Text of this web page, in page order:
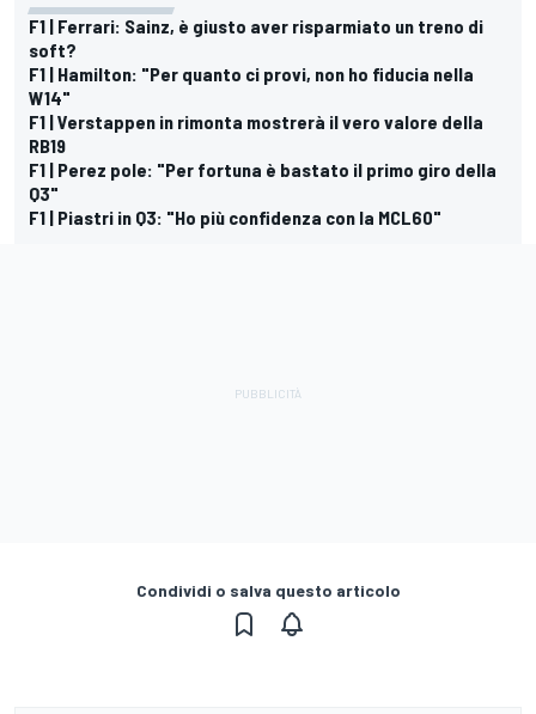
F1 | Ferrari: Sainz, è giusto aver risparmiato un treno di
soft?
F1 | Hamilton: "Per quanto ci provi, non ho fiducia nella
W14"
F1 | Verstappen in rimonta mostrerà il vero valore della
RB19
F1 | Perez pole: "Per fortuna è bastato il primo giro della
Q3"
F1 | Piastri in Q3: "Ho più confidenza con la MCL60"
Condividi o salva questo articolo